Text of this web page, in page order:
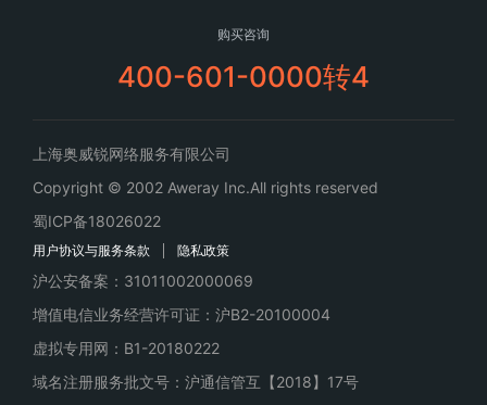
购买咨询
400-601-0000转4
上海奥威锐网络服务有限公司
Copyright © 2002 Aweray Inc.All rights reserved
蜀ICP备18026022
用户协议与服务条款 隐私政策
沪公安备案：31011002000069
增值电信业务经营许可证：沪B2-20100004
虚拟专用网：B1-20180222
域名注册服务批文号：沪通信管互【2018】17号